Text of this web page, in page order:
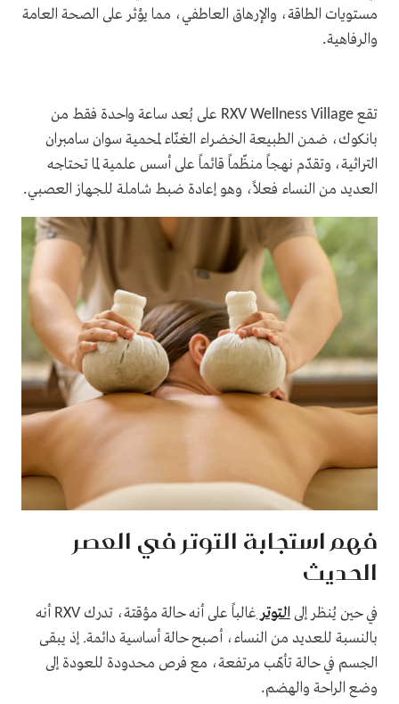
مستويات الطاقة، والإرهاق العاطفي، مما يؤثر على الصحة العامة
والرفاهية.
تقع RXV Wellness Village على بُعد ساعة واحدة فقط من
بانكوك، ضمن الطبيعة الخضراء الغنّاء لمحمية سوان سامبران
التراثية، وتقدّم نهجاً منظّماً قائماً على أسس علمية لما تحتاجه
العديد من النساء فعلاً، وهو إعادة ضبط شاملة للجهاز العصبي.
فهم استجابة التوتر في العصر
الحديث
في حين يُنظر إلى التوتر غالباً على أنه حالة مؤقتة، تدرك RXV أنه
بالنسبة للعديد من النساء، أصبح حالة أساسية دائمة. إذ يبقى
الجسم في حالة تأهّب مرتفعة، مع فرص محدودة للعودة إلى
وضع الراحة والهضم.